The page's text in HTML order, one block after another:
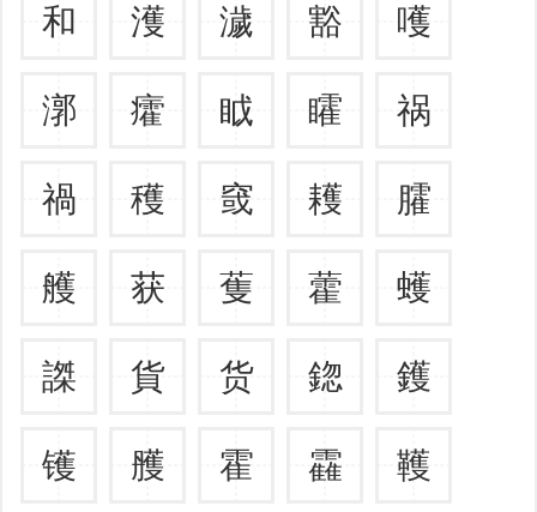
和 濩 濊 豁 嚄
漷 癨 眓 矐 祸
禍 穫 窢 耯 臛
艧 获 蒦 藿 蠖
謋 貨 货 鍃 鑊
镬 雘 霍 靃 韄